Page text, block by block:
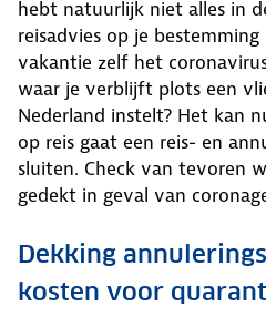
hebt natuurlijk niet alles in
reisadvies op je
vakantie zelf het
waar je verblijft plots een
Nederland instelt? Het kan
op reis gaat een reis- en
sluiten. Check van tevoren
gedekt in geval van
Dekking
kosten voor